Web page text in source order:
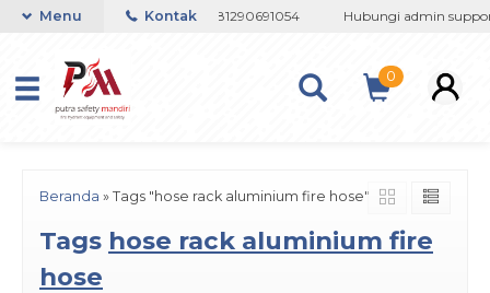
/ 081237364201 / 081290691054 Hubungi admin
Menu Kontak
0
Beranda » Tags "hose rack aluminium fire hose"
Tags hose rack aluminium fire
hose